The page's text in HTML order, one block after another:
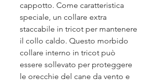
cappotto. Come caratteristica
speciale, un collare extra
staccabile in tricot per mantenere
il collo caldo. Questo morbido
collare interno in tricot può
essere sollevato per proteggere
le orecchie del cane da vento e